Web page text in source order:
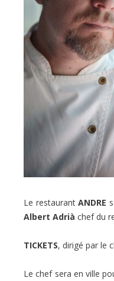
Le restaurantANDRE
Albert Adrià chef du
TICKETS, dirigé par le
Le chef sera en ville